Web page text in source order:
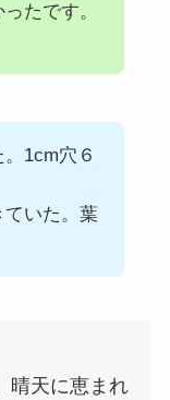
たです。
1cm穴６
ていた。葉
晴天に恵まれ